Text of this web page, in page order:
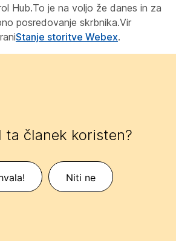
Hub.To je na voljo že danes in za
posredovanje skrbnika.Vir
Stanje storitve Webex.
ta članek koristen?
Niti ne